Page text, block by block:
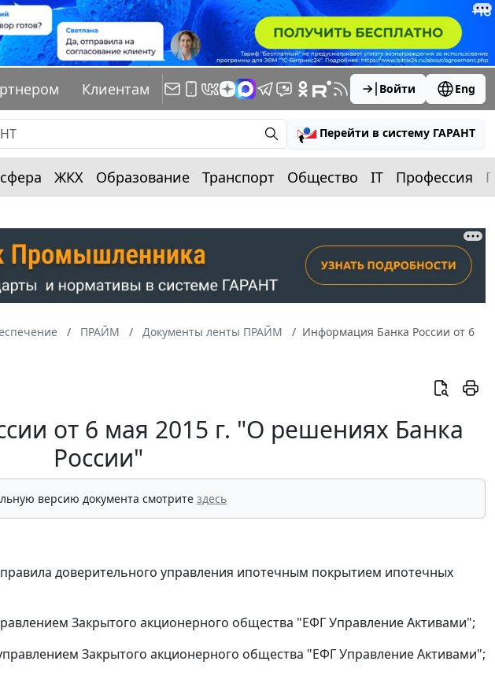
Клиентам Войти Eng
Перейти в систему ГАРАНТ
ЖКХ Образование Транспорт Общество IT Профессия
ПРАЙМ Документы ленты ПРАЙМ
Информация Банка России от 6
от 6 мая 2015 г. "О решениях Банка
России"
версию документа смотрите здесь
доверительного управления ипотечным покрытием ипотечных
Закрытого акционерного общества "ЕФГ Управление Активами";
Закрытого акционерного общества "ЕФГ Управление Активами";